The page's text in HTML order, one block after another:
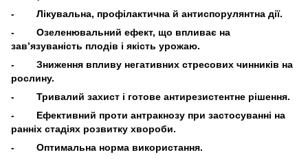
- Лікувальна, профілактична й антиспорулянтна дії.
- Озеленювальний ефект, що впливає на
зав’язуваність плодів і якість урожаю.
- Зниження впливу негативних стресових чинників на
рослину.
- Тривалий захист і готове антирезистентне рішення.
- Ефективний проти антракнозу при застосуванні на
ранніх стадіях розвитку хвороби.
- Оптимальна норма використання.